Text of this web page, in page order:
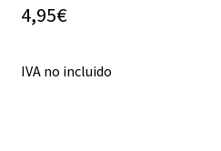
4,95€
IVA no incluido